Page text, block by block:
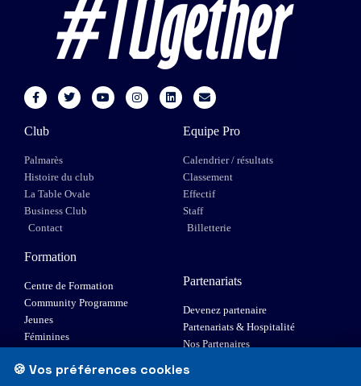
Club
Palmarès
Histoire du club
La Table Ovale
Business Club
Contact
Equipe Pro
Calendrier / résultats
Classement
Effectif
Staff
Billetterie
Formation
Centre de Formation
Community Programme
Jeunes
Féminines
Elite 1
Partenariats
Devenez partenaire
Partenariats & Hospitalité
Nos Partenaires
🍪 Vos préférences cookies